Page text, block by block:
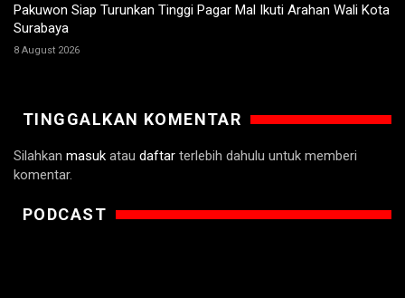
Pakuwon Siap Turunkan Tinggi Pagar Mal Ikuti Arahan Wali Kota
Surabaya
8 August 2026
TINGGALKAN KOMENTAR
Silahkan masuk atau daftar terlebih dahulu untuk memberi
komentar.
PODCAST